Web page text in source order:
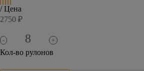
/ Цена
2750 ₽
- +
Кол-во рулонов